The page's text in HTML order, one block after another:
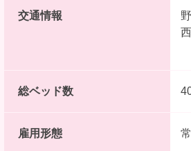
交通情報
総ベッド数
雇用形態